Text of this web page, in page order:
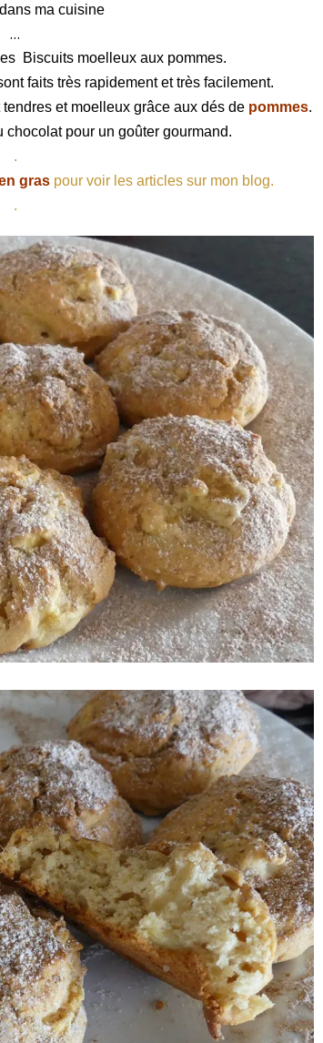
ma cuisine
…
Biscuits moelleux aux pommes.
faits très rapidement et très facilement.
tendres et moelleux grâce aux dés de pommes.
chocolat pour un goûter gourmand.
.
graspour voir les articles sur mon blog.
.